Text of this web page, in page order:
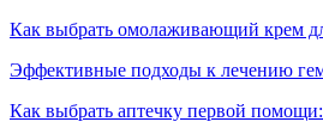
Как выбрать омолаживающий крем
Эффективные подходы к лечению
Как выбрать аптечку первой